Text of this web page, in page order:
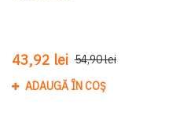
43,92 lei 54,90 lei
ADAUGĂ ÎN COȘ